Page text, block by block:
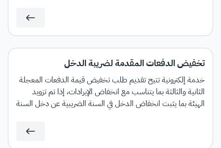
تخفيض الدفعات المقدمة لضريبة الدخل
خدمة إلكترونية تتيح تقديم طلب تخفيض قيمة الدفعات المعجلة
الثانية والثالثة بما يتناسب مع انخفاض الإيرادات، إذا تم تزويد
الهيئة بما يثبت انخفاض الدخل في السنة الضريبية عن دخل السنة